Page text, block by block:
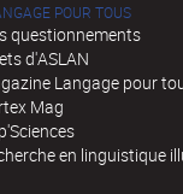
POUR TOUS
questionnements
d'ASLAN
Langage pour
Mag
en linguistique